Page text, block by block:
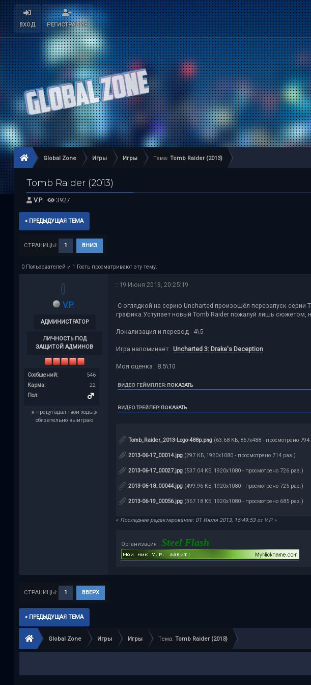
ВХОД РЕГИСТРАЦИЯ
Global Zone Игры Игры Тема:Tomb Raider (2013)
Tomb Raider (2013)
V.P.· 3927
« ПРЕДЫДУЩАЯ ТЕМА
СТРАНИЦЫ: 1 ВНИЗ
0 Пользователей и 1 Гость просматривают эту тему.
V.P.
АДМИНИСТРАТОР
ЛИЧНОСТЬ ПОД
ЗАЩИТОЙ АДМИНОВ
Сообщений:
546
Карма:
22
Пол:
я предугадал твои ходы,я
обязательно выиграю
:19 Июня 2013, 20:25:19
С оглядкой на серию Uncharted произошёл перезапуск
графика.Уступает новый Tomb Raider пожалуй лишь сюжетом,
Локализация и перевод - 4\5
Игра напоминает : Uncharted 3: Drake's Deception
Моя оценка : 8.5\10
ВИДЕО ГЕЙМПЛЕЯ: ПОКАЗАТЬ
ВИДЕО ТРЕЙЛЕР: ПОКАЗАТЬ
Tomb_Raider_2013-Logo-488p.png(63.68 КБ, 867x488 - просмотрено 794
2013-06-17_00014.jpg(297 КБ, 1920x1080 - просмотрено 714 раз.)
2013-06-17_00027.jpg(537.04 КБ, 1920x1080 - просмотрено 726 раз.)
2013-06-18_00044.jpg(499.96 КБ, 1920x1080 - просмотрено 725 раз.)
2013-06-19_00056.jpg(367.18 КБ, 1920x1080 - просмотрено 685 раз.)
« Последнее редактирование: 01 Июля 2013, 15:49:53 от V.P.»
Организация : Steel Flash
СТРАНИЦЫ: 1 ВВЕРХ
« ПРЕДЫДУЩАЯ ТЕМА
Global Zone Игры Игры Тема:Tomb Raider (2013)